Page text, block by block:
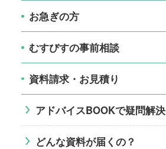
お急ぎの方
むすびすの事前相談
資料請求・お見積り
アドバイスBOOKで疑問解決
どんな資料が届くの？